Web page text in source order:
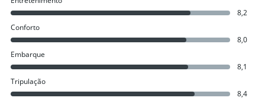
8,2
Conforto
8,0
Embarque
8,1
Tripulação
8,4